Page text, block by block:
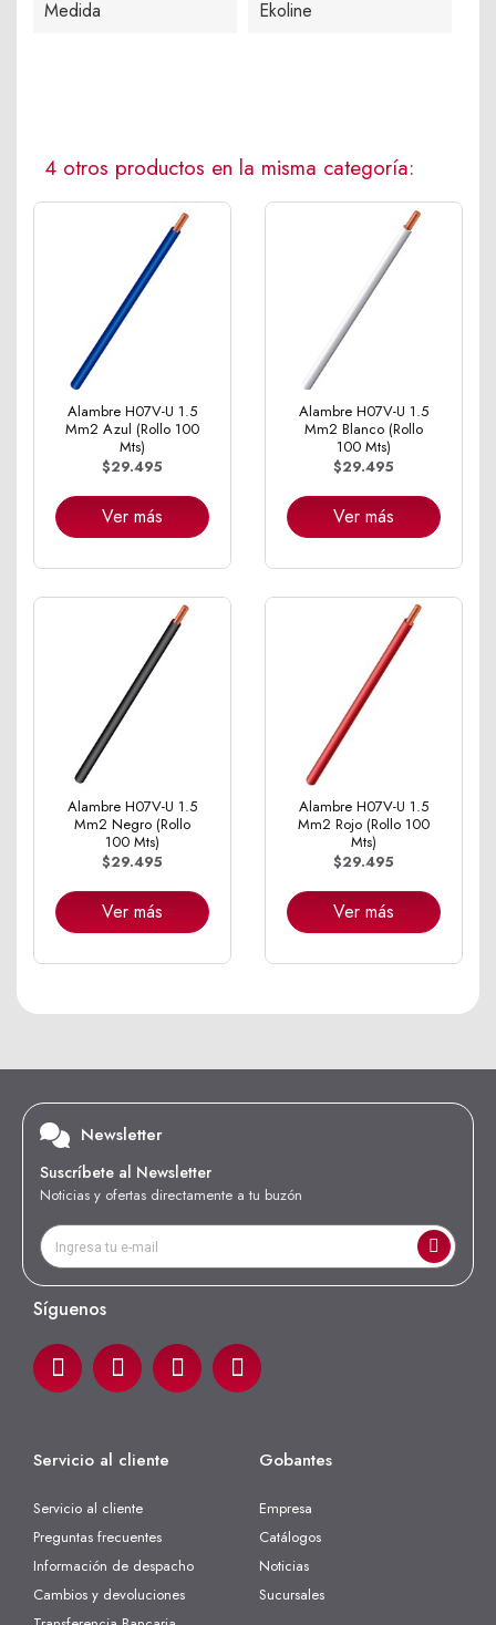
Medida Ekoline
4 otros productos en la misma categoría:
Alambre H07V-U 1.5
Mm2 Azul (Rollo 100
Mts)
$29.495
Ver más
Alambre H07V-U 1.5
Mm2 Blanco (Rollo
100 Mts)
$29.495
Ver más
Alambre H07V-U 1.5
Mm2 Negro (Rollo
100 Mts)
$29.495
Ver más
Alambre H07V-U 1.5
Mm2 Rojo (Rollo 100
Mts)
$29.495
Ver más
Newsletter
Suscríbete al Newsletter
Noticias y ofertas directamente a tu buzón
Síguenos
Servicio al cliente
Servicio al cliente
Preguntas frecuentes
Información de despacho
Cambios y devoluciones
Gobantes
Empresa
Catálogos
Noticias
Sucursales